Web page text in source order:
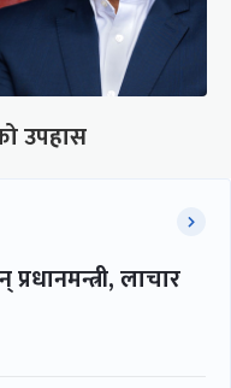
उपहास
लाचार